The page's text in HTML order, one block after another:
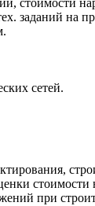
стоимости
заданий на
сетей.
при